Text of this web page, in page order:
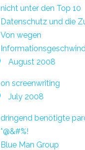
nicht unter den Top 10
Datenschutz und die
Von wegen
August 2008
on screenwriting
July 2008
dringend benötigte
*@&#%!
Blue Man Group